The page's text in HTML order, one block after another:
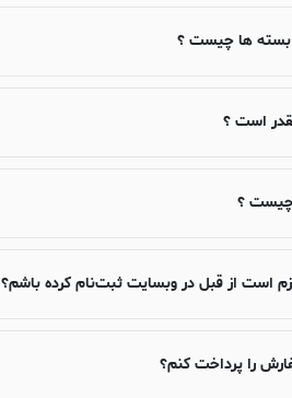
بسته ها چیست ؟
است ؟
چیست ؟
است از قبل در وبسایت ثبت‌نام کرده باشم؟
را پرداخت کنم؟